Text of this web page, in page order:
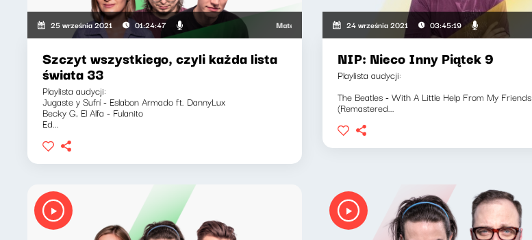
25 września 2021 01:24:47 Mateusz Andruszkiewicz, Marcin Mann, Maciej Jankowski
Szczyt wszystkiego, czyli każda lista
świata 33
Playlista audycji:
Jugaste y Sufrí - Eslabon Armado ft. DannyLux
Becky G, El Alfa - Fulanito
Ed...
24 września 2021 03:45:19
NIP: Nieco Inny Piątek 9
Playlista audycji:
The Beatles - With A Little Help From My Friends
(Remastered...